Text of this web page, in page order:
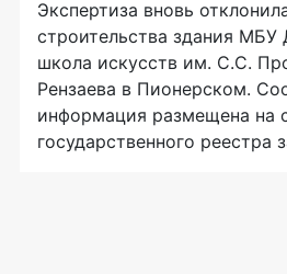
Экспертиза вновь
строительства здания МБУ
школа искусств им. С.С.
Рензаева в Пионерском.
информация размещена на
государственного реестра